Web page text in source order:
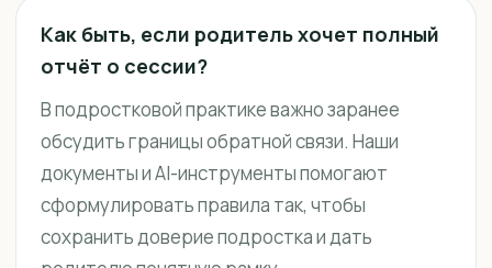
Как быть, если родитель хочет полный
отчёт о сессии?
В подростковой практике важно заранее
обсудить границы обратной связи. Наши
документы и AI-инструменты помогают
сформулировать правила так, чтобы
сохранить доверие подростка и дать